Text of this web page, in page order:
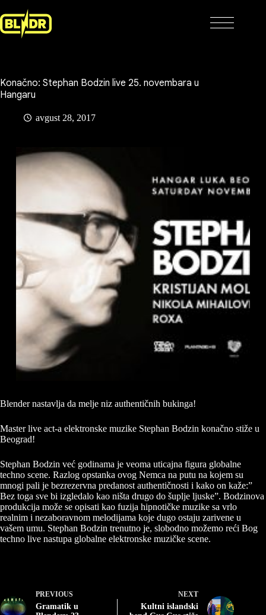
to
content
Konačno: Stephan Bodzin live 25. novembara u
Hangaru
avgust 28, 2017
Blender nastavlja da melje niz authentičnih bukinga!
Master live act-a elektronske muzike Stephan Bodzin konačno stiže u
Beograd!
Stephan Bodzin već godinama je veoma uticajna figura globalne
techno scene. Razlog opstanka ovog Nemca na putu na kojem su
mnogi pali je bezrezervna predanost authentičnosti i kako on kaže:”
Bez toga sve bi izgledalo kao ništa drugo do šuplje ljuske”. Bodzinova
produkcija može se opisati kao fuzija hipnotičke muzike sa vrlo
realnim i nezaboravnom melodijama koje dugo ostaju zarivene u
vašem umu. Stephan Bodzin trenutno je, slobodno možemo reći Bog
techno live nastupa globalne elektronske muzičke scene.
PREVIOUS
Gramatik u
NEXT
Kultni islandski